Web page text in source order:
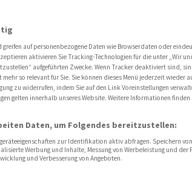
legen kräftig zu - Roche und Novartis legen zu -
auf personenbezogene Daten wie Browserdaten oder
aktivieren Sie Tracking-Technologien für die unter „Wir
aufgeführten Zwecke. Wenn Tracker deaktiviert sind,
so relevant für Sie. Sie können dieses Menü jederzeit wieder
zu widerrufen, indem Sie auf den Link Voreinstellungen
gelten innerhalb unseres Website. Weitere Informationen finden
Daten, um Folgendes bereitzustellen:
zur Identifikation aktiv abfragen. Speichern
Werbung und Inhalte, Messung von Werbeleistung und der
und Verbesserung von Angeboten.